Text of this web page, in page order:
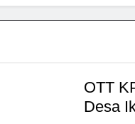
OTT
Desa